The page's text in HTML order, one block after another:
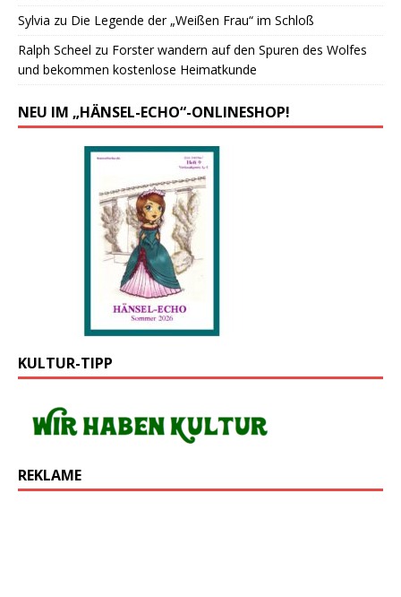
Sylvia zu Die Legende der „Weißen Frau“ im Schloß
Ralph Scheel zu Forster wandern auf den Spuren des Wolfes
und bekommen kostenlose Heimatkunde
NEU IM „HÄNSEL-ECHO“-ONLINESHOP!
KULTUR-TIPP
REKLAME